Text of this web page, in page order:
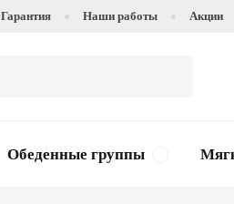
Гарантия Наши работы Акции
Обеденные группы